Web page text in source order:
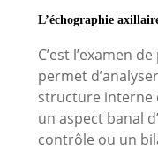
L’échographie
C’est l’examen
permet
structure interne
un aspect banal
contrôle ou un